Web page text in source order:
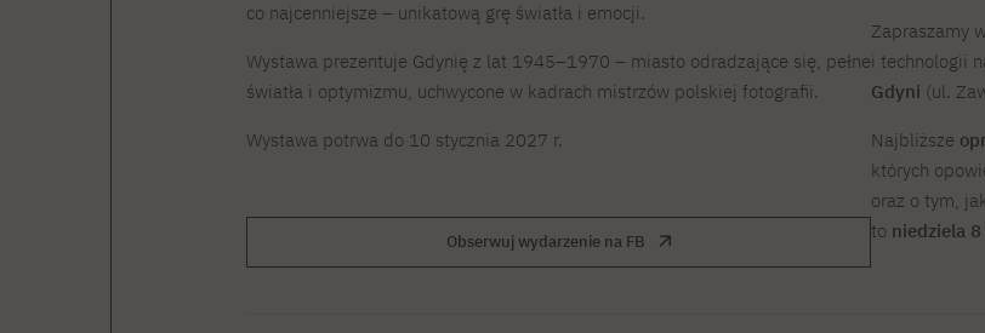
co najcenniejsze – unikatową grę światła i emocji.
Wystawa prezentuje Gdynię z lat 1945–1970 – miasto odradzające się, pełne
światła i optymizmu, uchwycone w kadrach mistrzów polskiej fotografii.
Wystawa potrwa do 10 stycznia 2027 r.
Obserwuj wydarzenie na FB
Zapraszamy
i technologii
Gdyni (ul.
Najbliższe
których
oraz o tym,
to niedziela